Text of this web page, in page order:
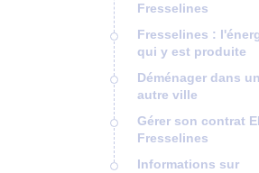
Fresselines
Fresselines :
qui y est produite
Déménager dans
autre ville
Gérer son contrat
Fresselines
Informations sur